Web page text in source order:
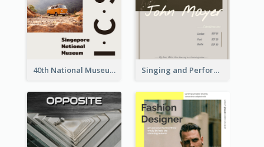
40th National Museum Visiting Flyer Singing and Performing Concert Flyer